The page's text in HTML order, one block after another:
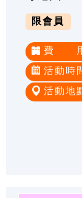
限會員
費
活動時
活動地